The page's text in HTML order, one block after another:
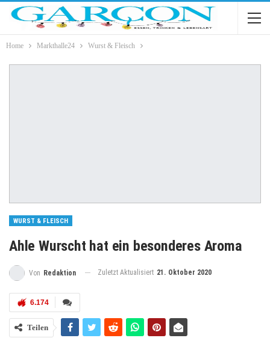
Home Markthalle24 Wurst & Fleisch
WURST & FLEISCH
Ahle Wurscht hat ein besonderes Aroma
Von Redaktion Zuletzt Aktualisiert 21. Oktober 2020
6.174
Teilen